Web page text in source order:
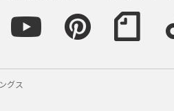
グス